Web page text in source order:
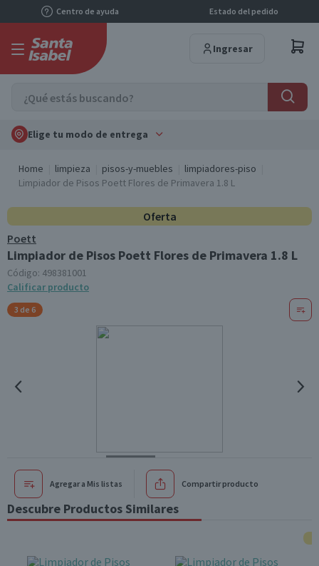
Centro de ayuda Estado del pedido
Ingresar
Elige tu modo de entrega
Home limpieza pisos-y-muebles
limpiadores-piso
Limpiador de Pisos Poett Flores de Primavera 1.8 L
Oferta
Poett
Limpiador de Pisos Poett Flores de Primavera 1.8 L
Código: 498381001
Calificar producto
3 de 6
Agregar a Mis listas Compartir producto
Descubre Productos Similares